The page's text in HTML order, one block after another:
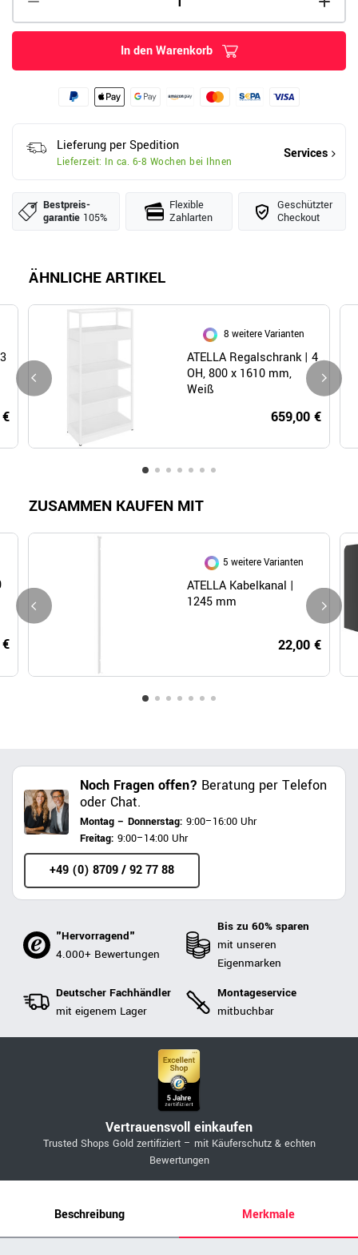
In den Warenkorb
Lieferung per Spedition
Lieferzeit: In ca. 6-8 Wochen bei Ihnen
Services
Bestpreis­
garantie 105%
Flexible
Zahlarten
Geschützter
Checkout
ÄHNLICHE ARTIKEL
8 weitere Varianten
ATELLA Regalschrank | 4
OH, 800 x 1610 mm,
Weiß
659,00 €
ZUSAMMEN KAUFEN MIT
5 weitere Varianten
ATELLA Kabelkanal |
1245 mm
22,00 €
Noch Fragen offen? Beratung per Telefon
oder Chat.
Montag – Donnerstag: 9:00–16:00 Uhr
Freitag: 9:00–14:00 Uhr
+49 (0) 8709 / 92 77 88
"Hervorragend"
4.000+ Bewertungen
Bis zu 60% sparen
mit unseren
Eigenmarken
Deutscher Fachhändler
mit eigenem Lager
Montageservice
mitbuchbar
Vertrauensvoll einkaufen
Trusted Shops Gold zertifiziert – mit Käuferschutz & echten
Bewertungen
Beschreibung Merkmale